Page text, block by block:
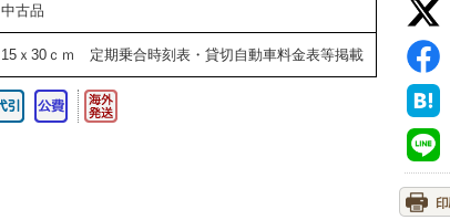
中古品
15ｘ30ｃｍ 定期乗合時刻表・貸切自動車料金表等掲載